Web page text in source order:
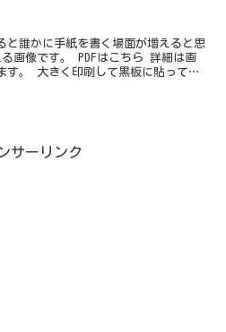
と誰かに手紙を書く場面が増えると思
画像です。 PDFはこちら 詳細は画
す。 大きく印刷して黒板に貼って
サーリンク